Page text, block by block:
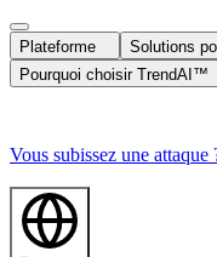
Plateforme Solutions
Pourquoi choisir TrendAI™
Vous subissez une attaque